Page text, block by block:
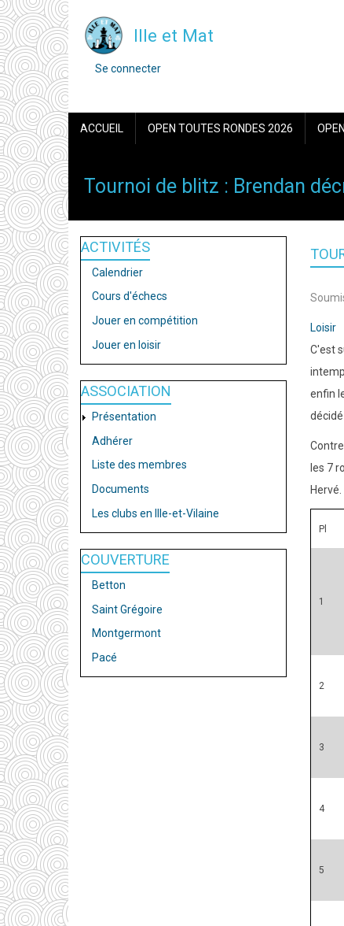
Aller
au
contenu
principal
Ille et Mat
MENU
DE
L'UTILISATEUR
Se connecter
NAVIGATION
PRINCIPALE
ACCUEIL OPEN TOUTES RONDES 2026
Tournoi de blitz : Brendan
ACTIVITÉS
Calendrier
Cours d'échecs
Jouer en compétition
Jouer en loisir
ASSOCIATION
Présentation
Adhérer
Liste des membres
Documents
Les clubs en Ille-et-Vilaine
COUVERTURE
Betton
Saint Grégoire
Montgermont
Pacé
Loisir
C'est
enfin
les 7
Hervé.
Pl
1
2
3
4
5